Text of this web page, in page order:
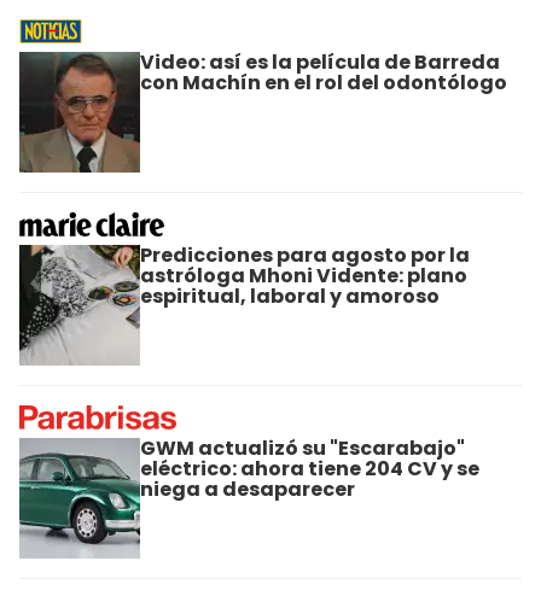
Video: así es la película de Barreda
con Machín en el rol del odontólogo
Predicciones para agosto por la
astróloga Mhoni Vidente: plano
espiritual, laboral y amoroso
GWM actualizó su "Escarabajo"
eléctrico: ahora tiene 204 CV y se
niega a desaparecer